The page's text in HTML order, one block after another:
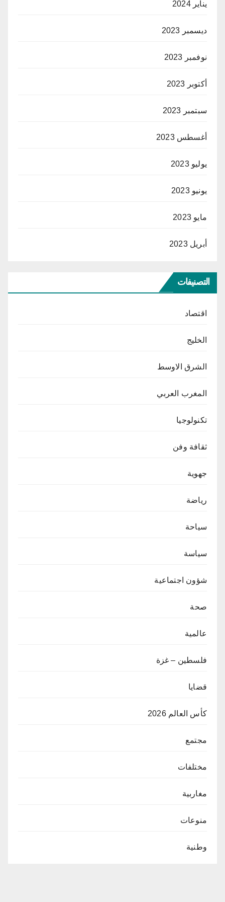
يناير 2024
ديسمبر 2023
نوفمبر 2023
أكتوبر 2023
سبتمبر 2023
أغسطس 2023
يوليو 2023
يونيو 2023
مايو 2023
أبريل 2023
التصنيفات
اقتصاد
الخليج
الشرق الاوسط
المغرب العربي
تكنولوجيا
ثقافة وفن
جهوية
رياضة
سياحة
سياسة
شؤون اجتماعية
صحة
عالمية
فلسطين – غزة
قضايا
كأس العالم 2026
مجتمع
مختلفات
مغاربية
منوعات
وطنية